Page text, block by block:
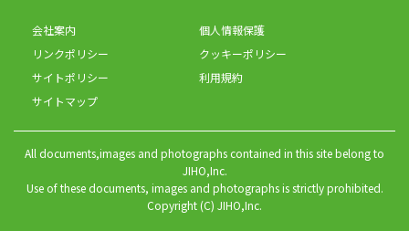
会社案内
個人情報保護
リンクポリシー
クッキーポリシー
サイトポリシー
利用規約
サイトマップ
All documents,images and photographs contained in this site belong to
JIHO,Inc.
Use of these documents, images and photographs is strictly prohibited.
Copyright (C) JIHO,Inc.